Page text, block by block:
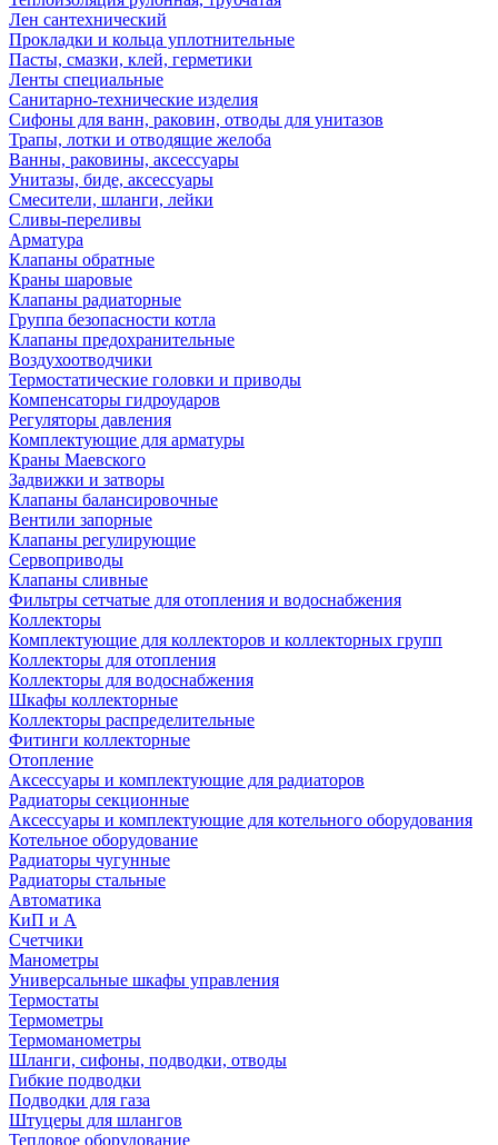
Лен сантехнический
Прокладки и кольца уплотнительные
Пасты, смазки, клей, герметики
Ленты специальные
Санитарно-технические изделия
Сифоны для ванн, раковин, отводы для унитазов
Трапы, лотки и отводящие желоба
Ванны, раковины, аксессуары
Унитазы, биде, аксессуары
Смесители, шланги, лейки
Сливы-переливы
Арматура
Клапаны обратные
Краны шаровые
Клапаны радиаторные
Группа безопасности котла
Клапаны предохранительные
Воздухоотводчики
Термостатические головки и приводы
Компенсаторы гидроударов
Регуляторы давления
Комплектующие для арматуры
Краны Маевского
Задвижки и затворы
Клапаны балансировочные
Вентили запорные
Клапаны регулирующие
Сервоприводы
Клапаны сливные
Фильтры сетчатые для отопления и водоснабжения
Коллекторы
Комплектующие для коллекторов и коллекторных групп
Коллекторы для отопления
Коллекторы для водоснабжения
Шкафы коллекторные
Коллекторы распределительные
Фитинги коллекторные
Отопление
Аксессуары и комплектующие для радиаторов
Радиаторы секционные
Аксессуары и комплектующие для котельного оборудования
Котельное оборудование
Радиаторы чугунные
Радиаторы стальные
Автоматика
КиП и А
Счетчики
Манометры
Универсальные шкафы управления
Термостаты
Термометры
Термоманометры
Шланги, сифоны, подводки, отводы
Гибкие подводки
Подводки для газа
Штуцеры для шлангов
Тепловое оборудование